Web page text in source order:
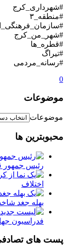
#شهرداری_کرج
#منطقه_۳
#شهر_من_کرج
#قطره_ها
#تیراگ
#رسانه_مردمی
0
موضوعات
موضوعات
محبوبترین ها
رئیس جمهور
اختلاف
بهله جغد
فدراسیون
پست های